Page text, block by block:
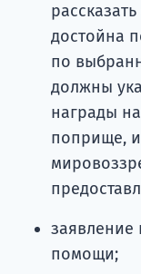
достойна
по
должны
награды
поприще,
заявление
помощи;